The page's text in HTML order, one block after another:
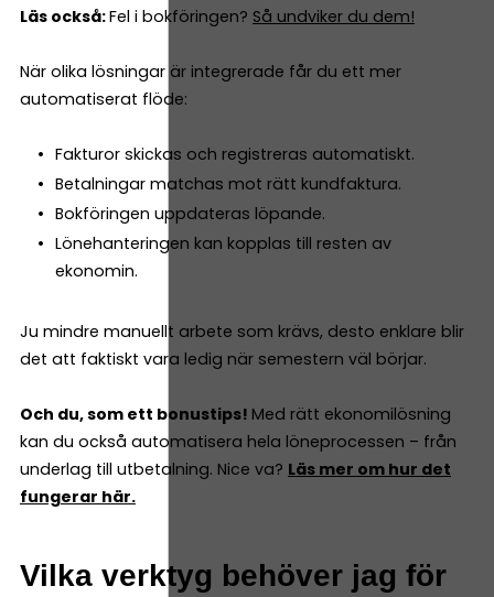
Läs också:Fel i bokföringen? Så undviker du dem!
När olika lösningar är integrerade får du ett mer
automatiserat flöde:
Fakturor skickas och registreras automatiskt.
Betalningar matchas mot rätt kundfaktura.
Bokföringen uppdateras löpande.
Lönehanteringen kan kopplas till resten av
ekonomin.
Ju mindre manuellt arbete som krävs, desto enklare blir
det att faktiskt vara ledig när semestern väl börjar.
Och du, som ett bonustips! Med rätt ekonomilösning
kan du också automatisera hela löneprocessen – från
underlag till utbetalning. Nice va? Läs mer om hur det
fungerar här.
Vilka verktyg behöver jag för